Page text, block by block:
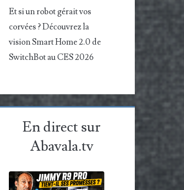
Et si un robot gérait vos
corvées ? Découvrez la
vision Smart Home 2.0 de
SwitchBot au CES 2026
En direct sur
Abavala.tv